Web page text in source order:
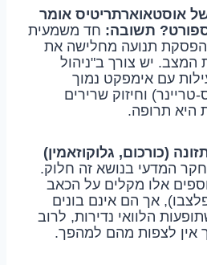
אוסטאוארתריטיס אומר
תשובה: חד משמעית
הפסקת תנועה מחלישה את
המצב. יש צורך ב"ניהול
עם אימפקט נמוך
טריינר) וחיזוק שרירים
היא תרופה.
(כורכום, גלוקוזאמין)
המדעי בנושא זה חלוק.
אלו מקלים על הכאב
אך הם אינם בונים
הלוואי נדירות, לרוב
אין לצפות מהם למהפך.